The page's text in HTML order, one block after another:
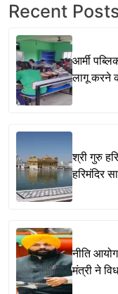
Recent
आर्मी
लागू करने
श्री गुरु
हरिमंदिर
नीति
मंत्री ने